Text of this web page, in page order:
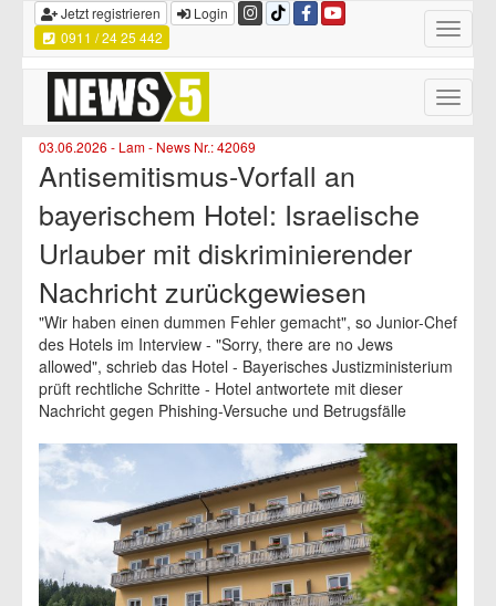
Toggle
Jetzt registrieren
Login
0911 / 24 25 442
Toggle
03.06.2026 - Lam - News Nr.: 42069
Antisemitismus-Vorfall an
bayerischem Hotel: Israelische
Urlauber mit diskriminierender
Nachricht zurückgewiesen
"Wir haben einen dummen Fehler gemacht", so Junior-Chef
des Hotels im Interview - "Sorry, there are no Jews
allowed", schrieb das Hotel - Bayerisches Justizministerium
prüft rechtliche Schritte - Hotel antwortete mit dieser
Nachricht gegen Phishing-Versuche und Betrugsfälle